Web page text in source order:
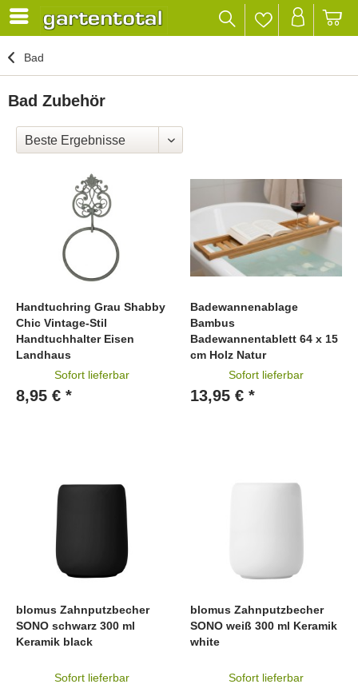
Bad
Bad Zubehör
Handtuchring Grau Shabby
Chic Vintage-Stil
Handtuchhalter Eisen
Landhaus
Sofort lieferbar
8,95 € *
Badewannenablage
Bambus
Badewannentablett 64 x 15
cm Holz Natur
Sofort lieferbar
13,95 € *
blomus Zahnputzbecher
SONO schwarz 300 ml
Keramik black
Sofort lieferbar
blomus Zahnputzbecher
SONO weiß 300 ml Keramik
white
Sofort lieferbar